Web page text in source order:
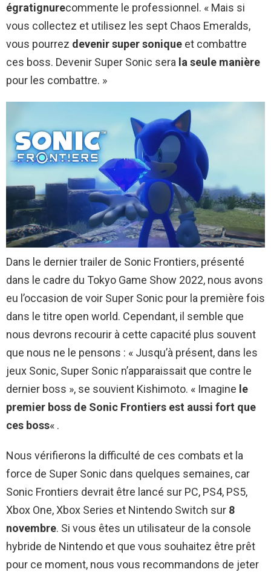
égratignurecommente le professionnel. « Mais si
vous collectez et utilisez les sept Chaos Emeralds,
vous pourrez devenir super sonique et combattre
ces boss. Devenir Super Sonic sera la seule manière
pour les combattre. »
Dans le dernier trailer de Sonic Frontiers, présenté
dans le cadre du Tokyo Game Show 2022, nous avons
eu l’occasion de voir Super Sonic pour la première fois
dans le titre open world. Cependant, il semble que
nous devrons recourir à cette capacité plus souvent
que nous ne le pensons : « Jusqu’à présent, dans les
jeux Sonic, Super Sonic n’apparaissait que contre le
dernier boss », se souvient Kishimoto. « Imagine le
premier boss de Sonic Frontiers est aussi fort que
ces boss« .
Nous vérifierons la difficulté de ces combats et la
force de Super Sonic dans quelques semaines, car
Sonic Frontiers devrait être lancé sur PC, PS4, PS5,
Xbox One, Xbox Series et Nintendo Switch sur 8
novembre. Si vous êtes un utilisateur de la console
hybride de Nintendo et que vous souhaitez être prêt
pour ce moment, nous vous recommandons de jeter